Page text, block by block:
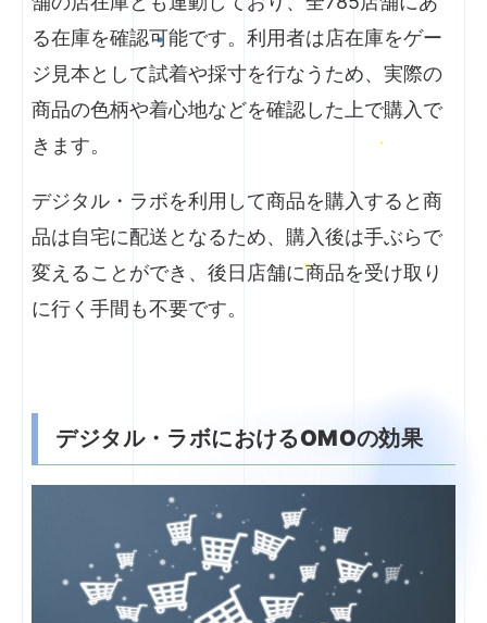
る在庫を確認可能です。利用者は店在庫をゲー
ジ見本として試着や採寸を行なうため、実際の
商品の色柄や着心地などを確認した上で購入で
きます。
デジタル・ラボを利用して商品を購入すると商
品は自宅に配送となるため、購入後は手ぶらで
変えることができ、後日店舗に商品を受け取り
に行く手間も不要です。
デジタル・ラボにおけるOMOの効果